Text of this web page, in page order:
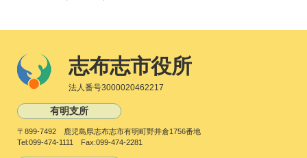
志布志市役所
法人番号3000020462217
有明支所
〒899-7492 鹿児島県志布志市有明町野井倉1756番地
Tel:099-474-1111 Fax:099-474-2281